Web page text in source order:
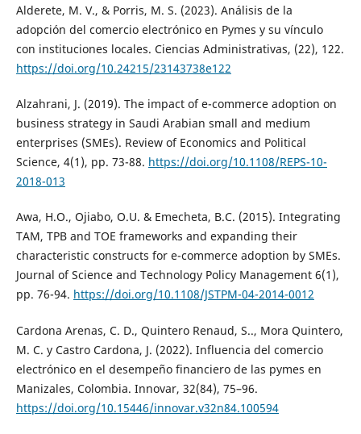
Alderete, M. V., & Porris, M. S. (2023). Análisis de la
adopción del comercio electrónico en Pymes y su vínculo
con instituciones locales. Ciencias Administrativas, (22), 122.
https://doi.org/10.24215/23143738e122
Alzahrani, J. (2019). The impact of e-commerce adoption on
business strategy in Saudi Arabian small and medium
enterprises (SMEs). Review of Economics and Political
Science, 4(1), pp. 73-88. https://doi.org/10.1108/REPS-10-
2018-013
Awa, H.O., Ojiabo, O.U. & Emecheta, B.C. (2015). Integrating
TAM, TPB and TOE frameworks and expanding their
characteristic constructs for e-commerce adoption by SMEs.
Journal of Science and Technology Policy Management 6(1),
pp. 76-94. https://doi.org/10.1108/JSTPM-04-2014-0012
Cardona Arenas, C. D., Quintero Renaud, S.., Mora Quintero,
M. C. y Castro Cardona, J. (2022). Influencia del comercio
electrónico en el desempeño financiero de las pymes en
Manizales, Colombia. Innovar, 32(84), 75–96.
https://doi.org/10.15446/innovar.v32n84.100594